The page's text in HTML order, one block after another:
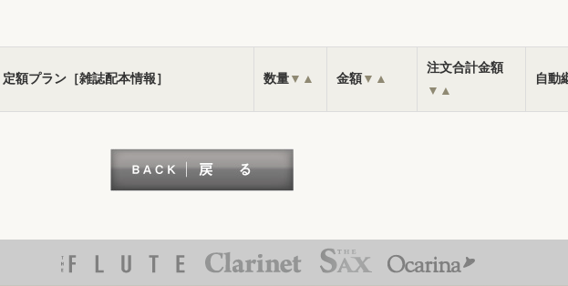
│定額プラン［雑誌配本情報］ 数量▼ ▲ 金額▼ ▲
注文合計金額
▼ ▲
自動